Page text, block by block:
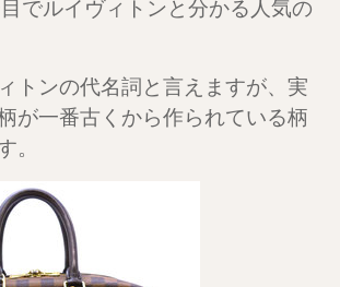
でルイヴィトンと分かる人気の
トンの代名詞と言えますが、実
が一番古くから作られている柄
。